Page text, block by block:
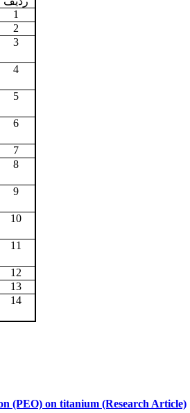
1
2
3
4
5
6
7
8
9
10
11
12
13
14
(PEO) on titanium (Research Article)